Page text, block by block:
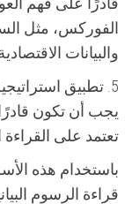
الفوركس، مثل
والبيانات
5. تطبيق
يجب أن تكون
تعتمد على القراءة
باستخدام هذه
قراءة الرسوم